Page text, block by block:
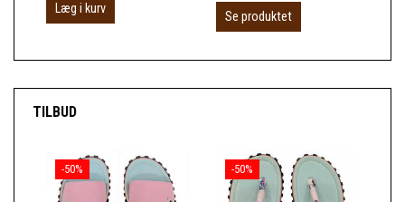
Læg i kurv
Se produktet
TILBUD
-50% -50%